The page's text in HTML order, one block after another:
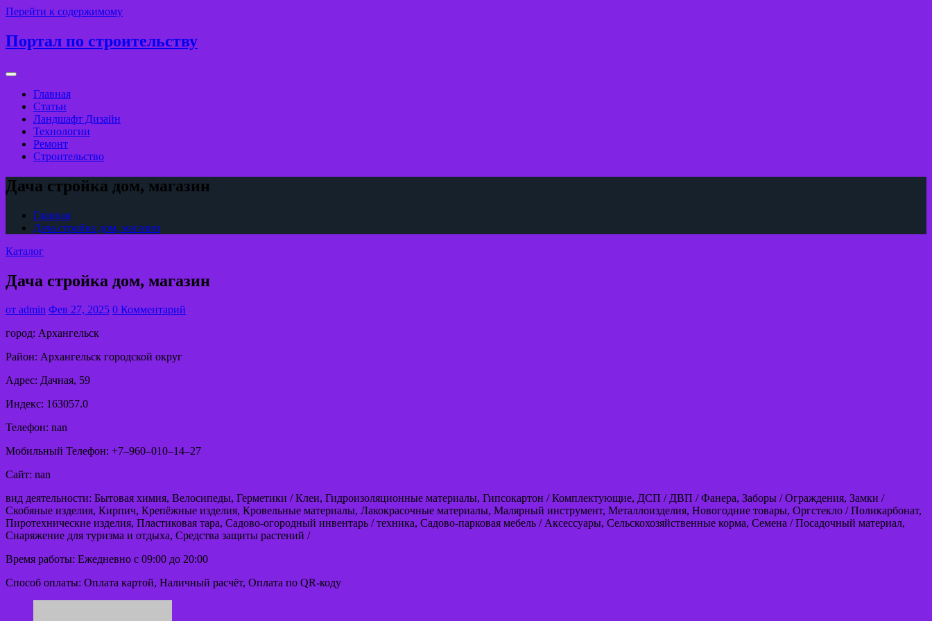
Перейти к содержимому
Портал по строительству
Главная
Статьи
Ландшафт Дизайн
Технологии
Ремонт
Строительство
Дача стройка дом, магазин
Главная
Дача стройка дом, магазин
Каталог
Дача стройка дом, магазин
от admin Фев 27, 2025 0 Комментарий
город: Архангельск
Район: Архангельск городской округ
Адрес: Дачная, 59
Индекс: 163057.0
Телефон: nan
Мобильный Телефон: +7‒960‒010‒14‒27
Сайт: nan
вид деятельности: Бытовая химия, Велосипеды, Герметики / Клеи, Гидроизоляционные материалы, Гипсокартон / Комплектующие, ДСП / ДВП / Фанера, Заборы / Ограждения, Замки /
Скобяные изделия, Кирпич, Крепёжные изделия, Кровельные материалы, Лакокрасочные материалы, Малярный инструмент, Металлоизделия, Новогодние товары, Оргстекло / Поликарбонат,
Пиротехнические изделия, Пластиковая тара, Садово-огородный инвентарь / техника, Садово-парковая мебель / Аксессуары, Сельскохозяйственные корма, Семена / Посадочный материал,
Снаряжение для туризма и отдыха, Средства защиты растений /
Время работы: Ежедневно с 09:00 до 20:00
Способ оплаты: Оплата картой, Наличный расчёт, Оплата по QR-коду